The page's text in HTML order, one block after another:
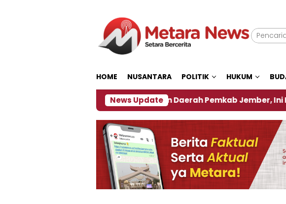
HOME NUSANTARA POLITIK HUKUM
News Update
‎Soal Rencana Pinjaman Daerah Pemkab Jember, Ini Kata